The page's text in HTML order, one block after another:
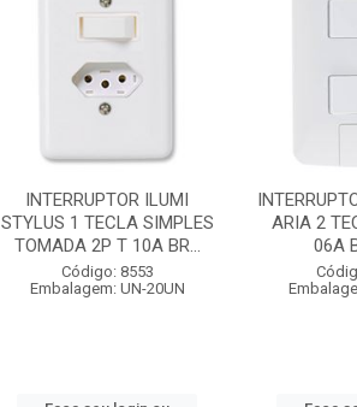
INTERRUPTOR ILUMI
STYLUS 1 TECLA SIMPLES
TOMADA 2P T 10A BR...
Código: 8553
Embalagem: UN-20UN
ARIA 2
06A